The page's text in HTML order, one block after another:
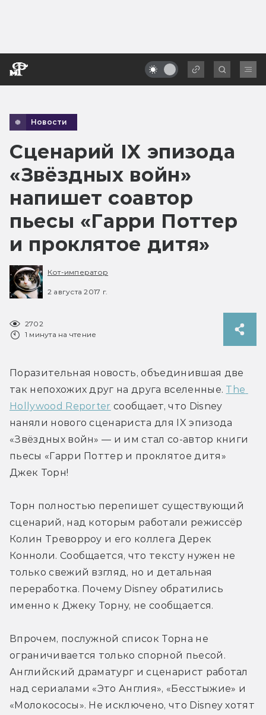
Новости
Сценарий IX эпизода
«Звёздных войн»
напишет соавтор
пьесы «Гарри Поттер
и проклятое дитя»
Кот-император
2 августа 2017 г.
2702
1 минута на чтение
Поразительная новость, объединившая две
так непохожих друг на друга вселенные. The
Hollywood Reporter сообщает, что Disney
наняли нового сценариста для IX эпизода
«Звёздных войн» — и им стал со-автор книги
пьесы «Гарри Поттер и проклятое дитя»
Джек Торн!
Торн полностью перепишет существующий
сценарий, над которым работали режиссёр
Колин Треворроу и его коллега Дерек
Конноли. Сообщается, что тексту нужен не
только свежий взгляд, но и детальная
переработка. Почему Disney обратились
именно к Джеку Торну, не сообщается.
Впрочем, послужной список Торна не
ограничивается только спорной пьесой.
Английский драматург и сценарист работал
над сериалами «Это Англия», «Бесстыжие» и
«Молокососы». Не исключено, что Disney хотят